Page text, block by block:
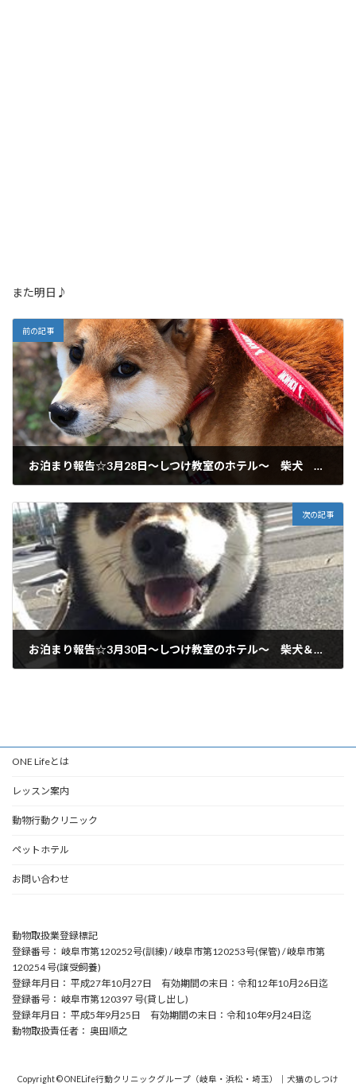
また明日♪
前の記事
お泊まり報告☆3月28日～しつけ教室のホテル～ 柴犬 岐阜市からご利用いただいてます♪
次の記事
お泊まり報告☆3月30日～しつけ教室のホテル～ 柴犬＆コイケルホンディエ 大垣市、岐阜市からご利用いただいてます♪
ONE Lifeとは
レッスン案内
動物行動クリニック
ペットホテル
お問い合わせ
動物取扱業登録標記
登録番号： 岐阜市第120252号(訓練) / 岐阜市第120253号(保管) / 岐阜市第
120254 号(譲受飼養)
登録年月日： 平成27年10月27日 有効期間の末日：令和12年10月26日迄
登録番号： 岐阜市第120397 号(貸し出し)
登録年月日： 平成5年9月25日 有効期間の末日：令和10年9月24日迄
動物取扱責任者： 奥田順之
Copyright © ONELife行動クリニックグループ（岐阜・浜松・埼玉）｜犬猫のしつけ